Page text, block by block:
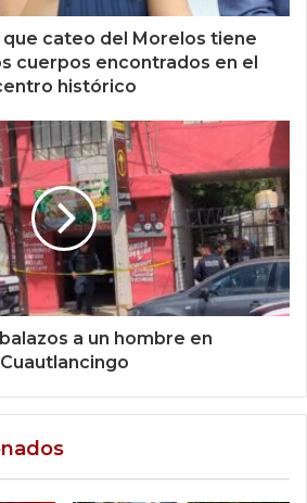
que cateo del Morelos tiene
cuerpos encontrados en el
histórico
a un hombre en
Cuautlancingo